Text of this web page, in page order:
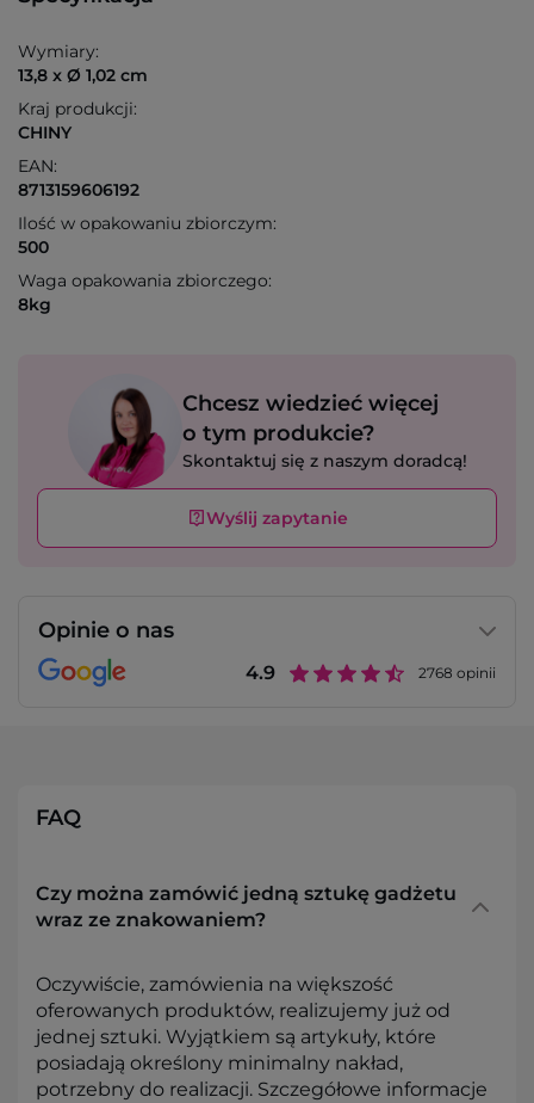
Wymiary:
13,8 x Ø 1,02 cm
Kraj produkcji:
CHINY
EAN:
8713159606192
Ilość w opakowaniu zbiorczym:
500
Waga opakowania zbiorczego:
8kg
Chcesz wiedzieć więcej
o tym produkcie?
Skontaktuj się z naszym doradcą!
Wyślij zapytanie
Opinie o nas
4.9 2768 opinii
FAQ
Czy można zamówić jedną sztukę gadżetu
wraz ze znakowaniem?
Oczywiście, zamówienia na większość
oferowanych produktów, realizujemy już od
jednej sztuki. Wyjątkiem są artykuły, które
posiadają określony minimalny nakład,
potrzebny do realizacji. Szczegółowe informacje